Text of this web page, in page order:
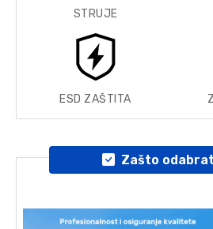
STRUJE
ESD ZAŠTITA
Zašto